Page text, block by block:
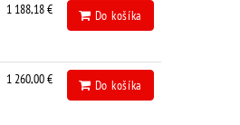
1 188,18 € Do košíka
1 260,00 € Do košíka